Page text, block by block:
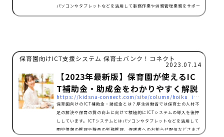
パソコンやタブレットなどを活用して事務作業や労務管理業務をサポー
トするシステムです。 従来、保育園では子どもの園児情報や保護者への
業務の効率化は急務でしょう。 国は補助金制度を設…
保育園向けICT支援システム 保育士バンク！コネクト
2023.07.14
【2023年最新版】保育園が使えるIC
T補助金・助成金をわかりやすく解説
https://kidsna-connect.com/site/column/hoiku_ict/5856
保育園向けのICT補助金・助成金とは？厚生労働省では保育士の人材不
足の解決や保育の質の向上に向けて積極的にICTシステムの導入を後押
ししています。ICTシステムとはパソコンやタブレットなどを活用して
園児情報の管理や職員の労務管理、保護者へのお知らせ配信などさまざ